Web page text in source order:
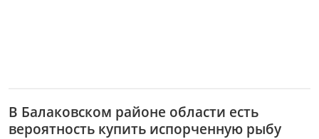
В Балаковском районе области есть
вероятность купить испорченную рыбу